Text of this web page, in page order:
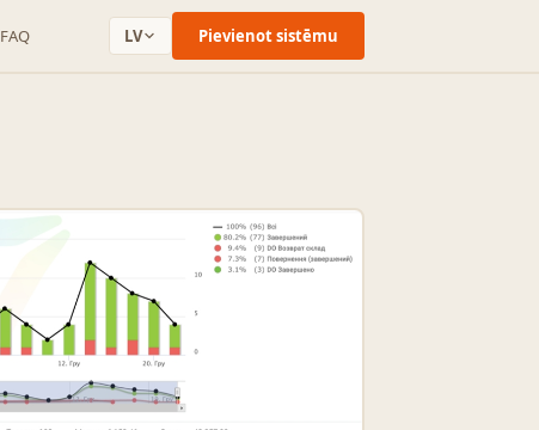
FAQ LV Pievienot sistēmu